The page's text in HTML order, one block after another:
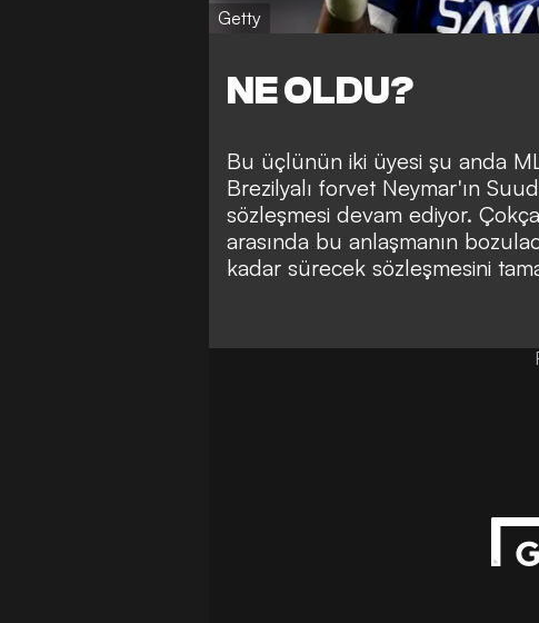
Getty
NE OLDU?
Bu üçlünün iki üyesi şu anda
Brezilyalı forvet Neymar'ın
sözleşmesi devam ediyor.
arasında bu anlaşmanın
kadar sürecek sözleşmesini